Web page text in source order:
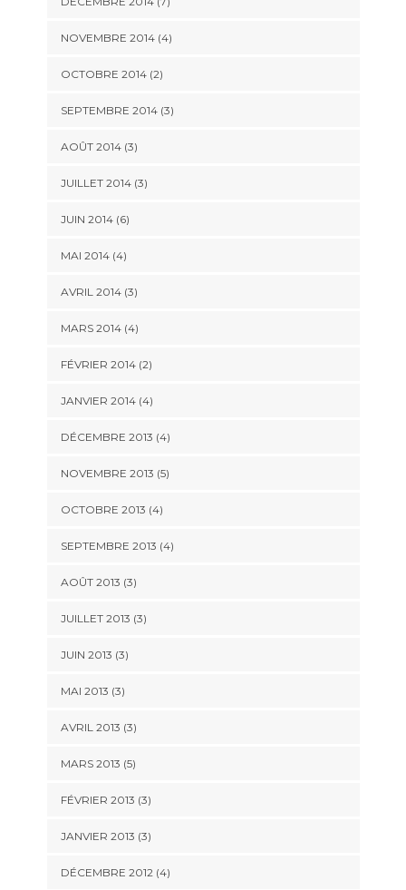
NOVEMBRE 2014(4)
OCTOBRE 2014(2)
SEPTEMBRE 2014(3)
AOÛT 2014(3)
JUILLET 2014(3)
JUIN 2014(6)
MAI 2014(4)
AVRIL 2014(3)
MARS 2014(4)
FÉVRIER 2014(2)
JANVIER 2014(4)
DÉCEMBRE 2013 (4)
NOVEMBRE 2013 (5)
OCTOBRE 2013 (4)
SEPTEMBRE 2013 (4)
AOÛT 2013 (3)
JUILLET 2013 (3)
JUIN 2013 (3)
MAI 2013 (3)
AVRIL 2013 (3)
MARS 2013 (5)
FÉVRIER 2013 (3)
JANVIER 2013 (3)
DÉCEMBRE 2012(4)